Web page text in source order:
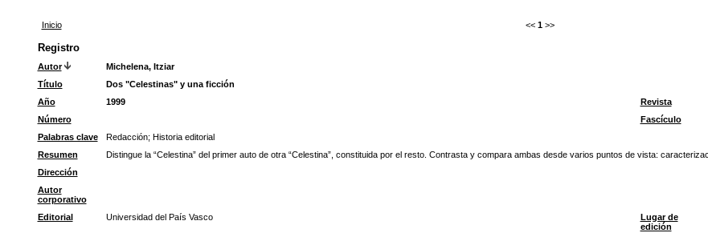
Inicio << 1 >>
Registro
Autor
Michelena, Itziar
Título
Dos "Celestinas" y una ficción
Año
1999 Revista
Número
Fascículo
Palabras clave
Redacción; Historia editorial
Resumen
Distingue la “Celestina” del primer auto de otra “Celestina”, constituida por el resto. Contrasta y compara ambas desde varios puntos de vista:
Dirección
Autor
corporativo
Editorial Universidad del País Vasco
Lugar de
edición